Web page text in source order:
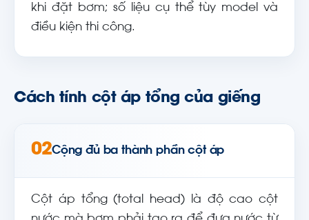
khi đặt bơm; số liệu cụ thể tùy model và
điều kiện thi công.
Cách tính cột áp tổng của giếng
02Cộng đủ ba thành phần cột áp
Cột áp tổng (total head) là độ cao cột